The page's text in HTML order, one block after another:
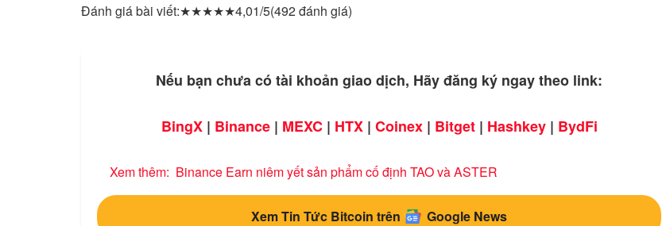
Đánh giá bài viết:★★★★★4,01/5(492 đánh giá)
Nếu bạn chưa có tài khoản giao dịch, Hãy đăng ký ngay theo link:
BingX| Binance| MEXC| HTX| Coinex| Bitget| Hashkey| BydFi
Xem thêm: Binance Earn niêm yết sản phẩm cố định TAO và ASTER
Xem Tin Tức Bitcoin trên Google News